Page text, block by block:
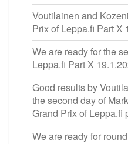
Voutilainen and
Prix of Leppa.fi Part X
We are ready for the
Leppa.fi Part X
Good results by
the second day of
Grand Prix of Leppa.fi
We are ready for